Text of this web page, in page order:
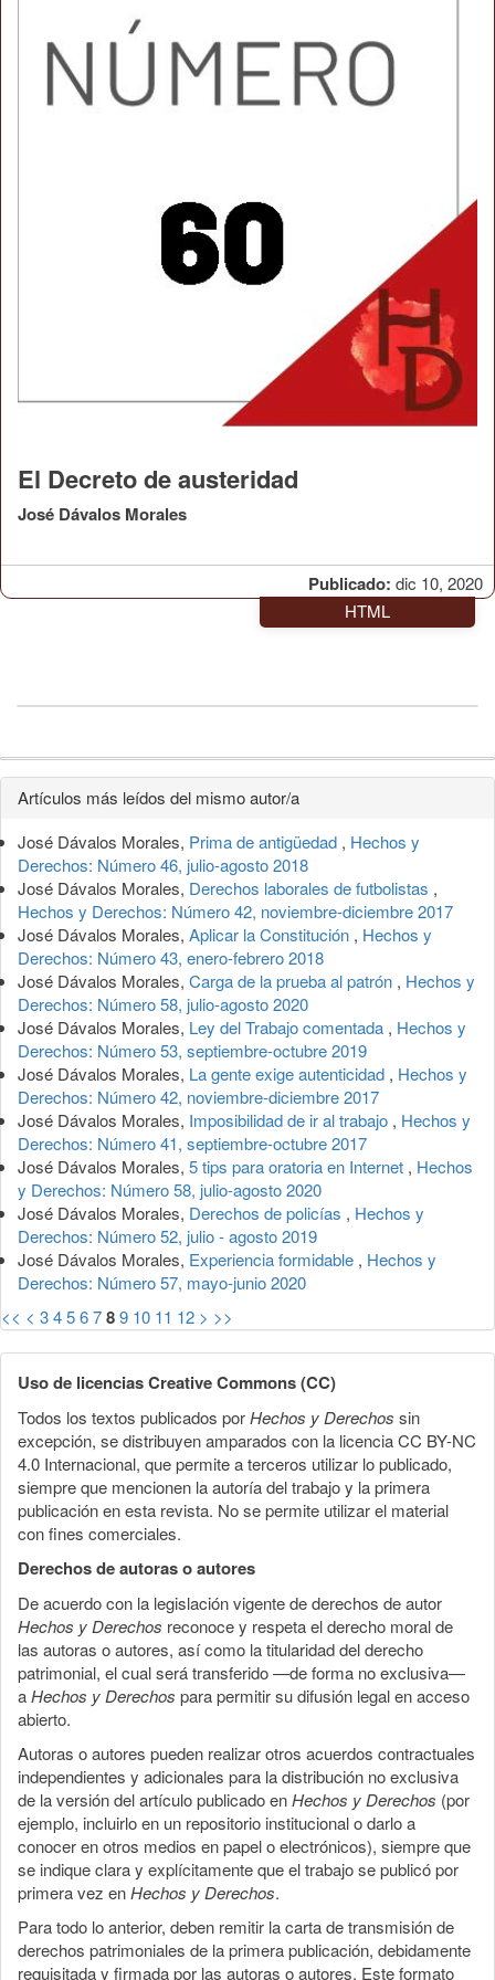
Publicado: dic 10, 2020
El Decreto de austeridad
José Dávalos Morales
HTML
Detalles
del
artículo
Artículos más leídos del mismo autor/a
José Dávalos Morales, Prima de antigüedad , Hechos y
Derechos: Número 46, julio-agosto 2018
José Dávalos Morales, Derechos laborales de futbolistas ,
Hechos y Derechos: Número 42, noviembre-diciembre 2017
José Dávalos Morales, Aplicar la Constitución , Hechos y
Derechos: Número 43, enero-febrero 2018
José Dávalos Morales, Carga de la prueba al patrón , Hechos y
Derechos: Número 58, julio-agosto 2020
José Dávalos Morales, Ley del Trabajo comentada , Hechos y
Derechos: Número 53, septiembre-octubre 2019
José Dávalos Morales, La gente exige autenticidad , Hechos y
Derechos: Número 42, noviembre-diciembre 2017
José Dávalos Morales, Imposibilidad de ir al trabajo , Hechos y
Derechos: Número 41, septiembre-octubre 2017
José Dávalos Morales, 5 tips para oratoria en Internet , Hechos
y Derechos: Número 58, julio-agosto 2020
José Dávalos Morales, Derechos de policías , Hechos y
Derechos: Número 52, julio - agosto 2019
José Dávalos Morales, Experiencia formidable , Hechos y
Derechos: Número 57, mayo-junio 2020
<< < 3456789 10 11 12 > >>
Uso de licencias Creative Commons (CC)
Todos los textos publicados porHechos y Derechos sin
excepción, se distribuyen amparados con la licencia CC BY-NC
4.0 Internacional, que permite a terceros utilizar lo publicado,
siempre que mencionen la autoría del trabajo y la primera
publicación en esta revista. No se permite utilizar el material
con fines comerciales.
Derechos de autoras o autores
De acuerdo con la legislación vigente de derechos de autor
Hechos y Derechos reconoce y respeta el derecho moral de
las autoras o autores, así como la titularidad del derecho
patrimonial, el cual será transferido —de forma no exclusiva—
aHechos y Derechos para permitir su difusión legal en acceso
abierto.
Autoras o autores pueden realizar otros acuerdos contractuales
independientes y adicionales para la distribución no exclusiva
de la versión del artículo publicado enHechos y Derechos (por
ejemplo, incluirlo en un repositorio institucional o darlo a
conocer en otros medios en papel o electrónicos), siempre que
se indique clara y explícitamente que el trabajo se publicó por
primera vez enHechos y Derechos.
Para todo lo anterior, deben remitir la carta de transmisión de
derechos patrimoniales de la primera publicación, debidamente
requisitada y firmada por las autoras o autores. Este formato